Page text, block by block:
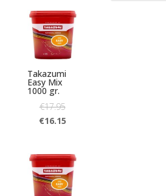
Takazumi
Easy Mix
1000 gr.
€17.95
€16.15